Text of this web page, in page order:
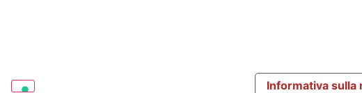
Informativa sulla